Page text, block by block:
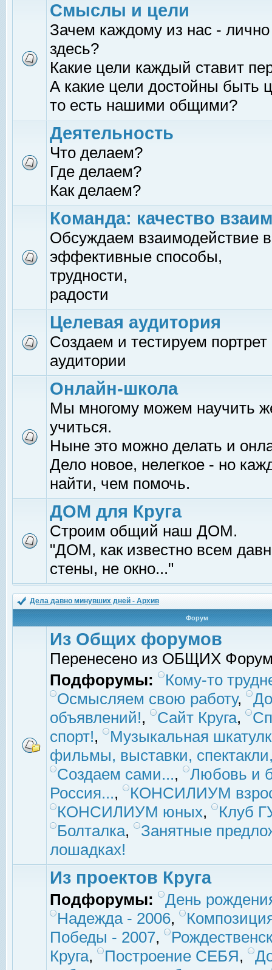
Смыслы и цели
Зачем каждому из нас -
здесь?
Какие цели каждый ставит
А какие цели достойны быть
то есть нашими общими?
Деятельность
Что делаем?
Где делаем?
Как делаем?
Команда: качество
Обсуждаем взаимодействие
эффективные способы,
трудности,
радости
Целевая аудитория
Создаем и тестируем
аудитории
Онлайн-школа
Мы многому можем научить
учиться.
Ныне это можно делать и
Дело новое, нелегкое - но
найти, чем помочь.
ДОМ для Круга
Строим общий наш ДОМ.
"ДОМ, как известно всем
стены, не окно..."
Дела давно минувших дней - Архив
Форум
Из Общих форумов
Перенесено из ОБЩИХ
Подфорумы:
Кому-то
Осмысляем свою работу,
объявлений!, Сайт Круга,
спорт!,
Музыкальная
фильмы, выставки,
Создаем сами...,
Любовь и
Россия...,
КОНСИЛИУМ
КОНСИЛИУМ юных,
Клуб
Болталка,
Занятные
лошадках!
Из проектов Круга
Подфорумы:
День
Надежда - 2006,
Победы - 2007,
Круга, Построение СЕБЯ,